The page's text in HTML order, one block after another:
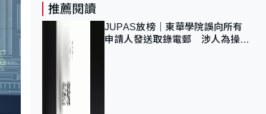
推薦閱讀
JUPAS放榜｜東華學院誤向所有
申請人發送取錄電郵 涉人為操作